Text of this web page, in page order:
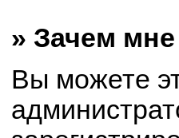
» Зачем
Вы можете